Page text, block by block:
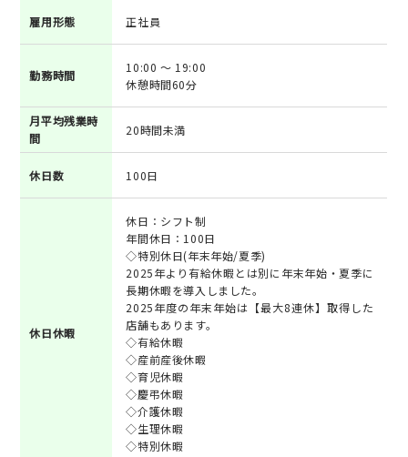
雇用形態 正社員
勤務時間
10:00 ～ 19:00
休憩時間60分
月平均残業時
間
20時間未満
休日数 100日
休日休暇
休日：シフト制
年間休日：100日
◇特別休日(年末年始/夏季)
2025年より有給休暇とは別に年末年始・夏季に
長期休暇を導入しました。
2025年度の年末年始は【最大8連休】取得した
店舗もあります。
◇有給休暇
◇産前産後休暇
◇育児休暇
◇慶弔休暇
◇介護休暇
◇生理休暇
◇特別休暇